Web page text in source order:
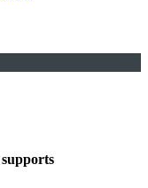
supports